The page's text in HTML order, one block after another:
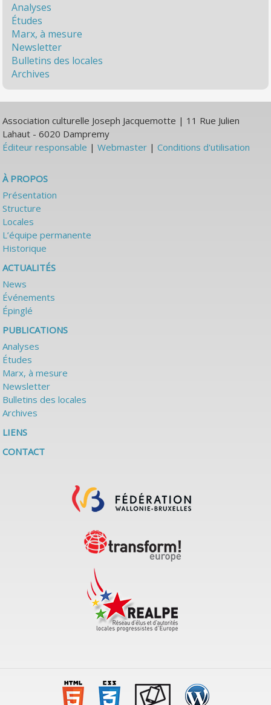
Analyses
Études
Marx, à mesure
Newsletter
Bulletins des locales
Archives
Association culturelle Joseph Jacquemotte | 11 Rue Julien
Lahaut - 6020 Dampremy
Éditeur responsable |Webmaster |Conditions d'utilisation
À PROPOS
Présentation
Structure
Locales
L’équipe permanente
Historique
ACTUALITÉS
News
Événements
Épinglé
PUBLICATIONS
Analyses
Études
Marx, à mesure
Newsletter
Bulletins des locales
Archives
LIENS
CONTACT